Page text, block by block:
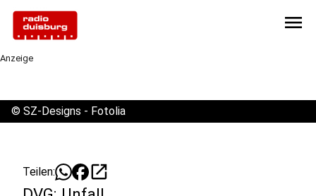
menu
Anzeige
© SZ-Designs - Fotolia
Teilen: open_in_new